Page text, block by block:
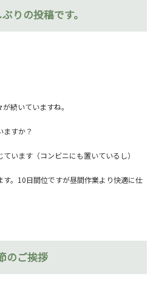
りの投稿です。
続いていますね。
ますか？
います（コンビニにも置いているし）
。10日間位ですが昼間作業より快適に仕
のご挨拶